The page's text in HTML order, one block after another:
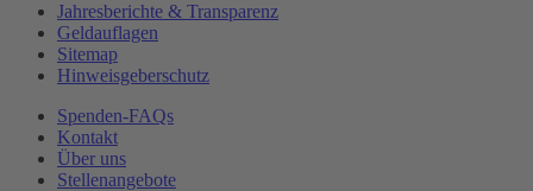
Jahresberichte & Transparenz
Geldauflagen
Sitemap
Hinweisgeberschutz
Spenden-FAQs
Kontakt
Über uns
Stellenangebote